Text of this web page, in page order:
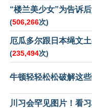
“楼兰美少女”为告诉
(506,266次)
厄瓜多尔跟日本绳文
(235,494次)
牛顿轻轻松松破解这
川习会罕见图片！看